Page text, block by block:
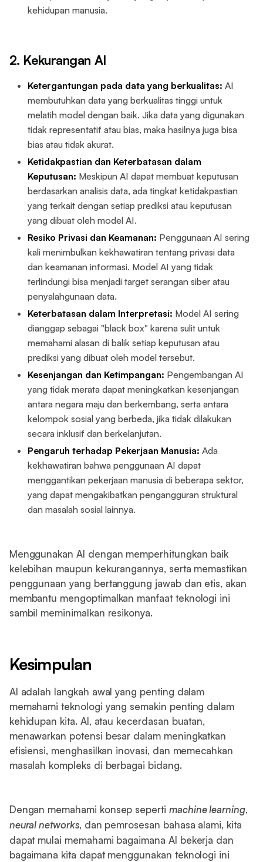
kehidupan manusia.
2. Kekurangan AI
Ketergantungan pada data yang berkualitas: AI
membutuhkan data yang berkualitas tinggi untuk
melatih model dengan baik. Jika data yang digunakan
tidak representatif atau bias, maka hasilnya juga bisa
bias atau tidak akurat.
Ketidakpastian dan Keterbatasan dalam
Keputusan: Meskipun AI dapat membuat keputusan
berdasarkan analisis data, ada tingkat ketidakpastian
yang terkait dengan setiap prediksi atau keputusan
yang dibuat oleh model AI.
Resiko Privasi dan Keamanan: Penggunaan AI sering
kali menimbulkan kekhawatiran tentang privasi data
dan keamanan informasi. Model AI yang tidak
terlindungi bisa menjadi target serangan siber atau
penyalahgunaan data.
Keterbatasan dalam Interpretasi: Model AI sering
dianggap sebagai "black box" karena sulit untuk
memahami alasan di balik setiap keputusan atau
prediksi yang dibuat oleh model tersebut.
Kesenjangan dan Ketimpangan: Pengembangan AI
yang tidak merata dapat meningkatkan kesenjangan
antara negara maju dan berkembang, serta antara
kelompok sosial yang berbeda, jika tidak dilakukan
secara inklusif dan berkelanjutan.
Pengaruh terhadap Pekerjaan Manusia:Ada
kekhawatiran bahwa penggunaan AI dapat
menggantikan pekerjaan manusia di beberapa sektor,
yang dapat mengakibatkan pengangguran struktural
dan masalah sosial lainnya.
Menggunakan AI dengan memperhitungkan baik
kelebihan maupun kekurangannya, serta memastikan
penggunaan yang bertanggung jawab dan etis, akan
membantu mengoptimalkan manfaat teknologi ini
sambil meminimalkan resikonya.
Kesimpulan
AI adalah langkah awal yang penting dalam
memahami teknologi yang semakin penting dalam
kehidupan kita. AI, atau kecerdasan buatan,
menawarkan potensi besar dalam meningkatkan
efisiensi, menghasilkan inovasi, dan memecahkan
masalah kompleks di berbagai bidang.
Dengan memahami konsep seperti machine learning,
neural networks, dan pemrosesan bahasa alami, kita
dapat mulai memahami bagaimana AI bekerja dan
bagaimana kita dapat menggunakan teknologi ini